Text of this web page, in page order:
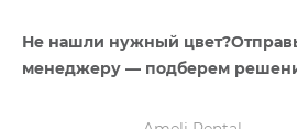
Не нашли нужный
менеджеру — подберем